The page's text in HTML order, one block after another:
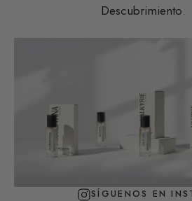
Descubrimiento.
SÍGUENOS EN